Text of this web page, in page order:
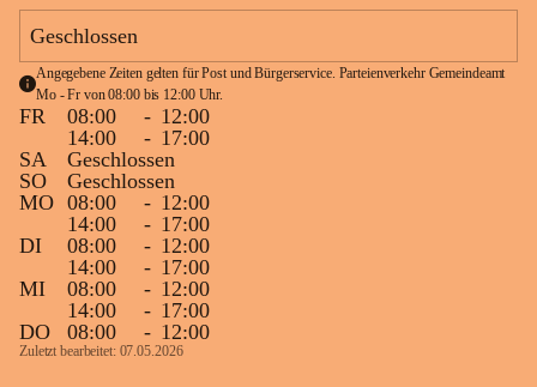
Geschlossen
Angegebene Zeiten gelten für Post und Bürgerservice. Parteienverkehr Gemeindeamt
Mo - Fr von 08:00 bis 12:00 Uhr.
FR 08:00 - 12:00
14:00
- 17:00
SA
Geschlossen
SO
Geschlossen
MO 08:00 - 12:00
14:00
- 17:00
DI
08:00 - 12:00
14:00
- 17:00
MI
08:00 - 12:00
14:00
- 17:00
DO
08:00 - 12:00
Zuletzt bearbeitet: 07.05.2026